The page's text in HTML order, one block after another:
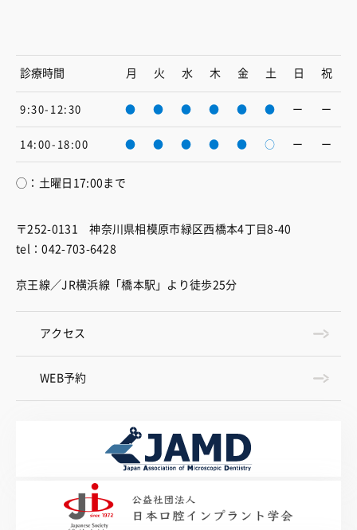
診療時間 月 火 水 木 金 土 日 祝
9:30-12:30 ● ● ● ● ● ● ー ー
14:00-18:00 ● ● ● ● ● ○ ー ー
◯：土曜日17:00まで
〒252-0131 神奈川県相模原市緑区西橋本4丁目8-40
tel：042-703-6428
京王線／JR横浜線「橋本駅」より徒歩25分
アクセス
WEB予約